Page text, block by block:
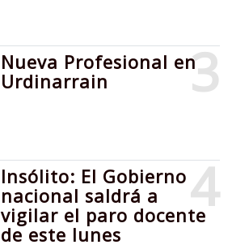
3
Nueva Profesional en
Urdinarrain
4
Insólito: El Gobierno
nacional saldrá a
vigilar el paro docente
de este lunes